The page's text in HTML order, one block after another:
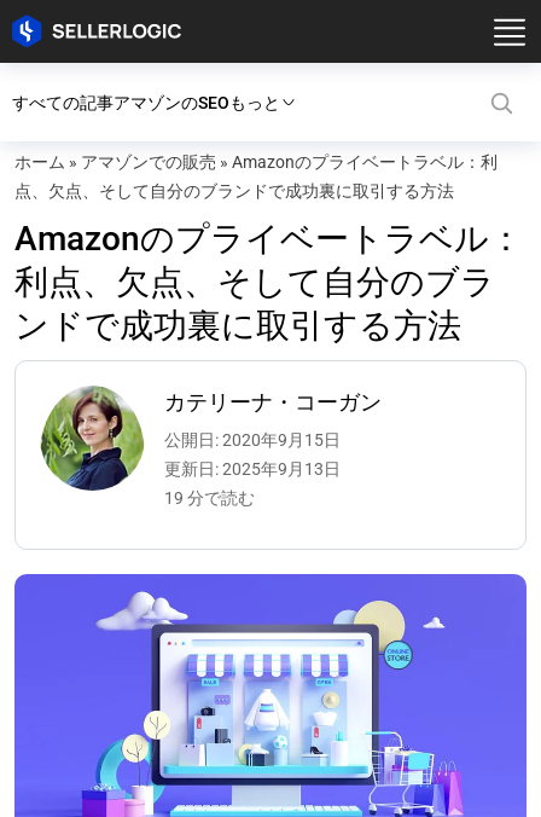
すべての記事アマゾンのSEOもっと
ホーム » アマゾンでの販売 » Amazonのプライベートラベル：利
点、欠点、そして自分のブランドで成功裏に取引する方法
Amazonのプライベートラベル：
利点、欠点、そして自分のブラ
ンドで成功裏に取引する方法
カテリーナ・コーガン
公開日: 2020年9月15日
更新日: 2025年9月13日
19 分で読む